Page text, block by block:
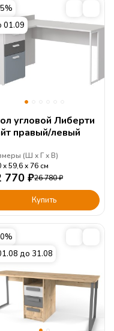
01.09
угловой Либерти
правый/левый
(Ш Г В)
59,6 76 см
770 ₽26 780₽
Купить
до 31.08